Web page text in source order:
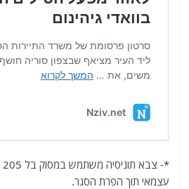
עצמאי תוך הפרת הסגר.